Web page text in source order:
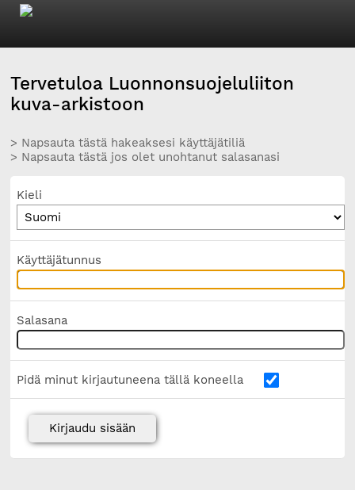
Tervetuloa Luonnonsuojeluliiton
kuva-arkistoon
> Napsauta tästä hakeaksesi käyttäjätiliä
> Napsauta tästä jos olet unohtanut salasanasi
Kieli
Käyttäjätunnus
Salasana
Pidä minut kirjautuneena tällä koneella